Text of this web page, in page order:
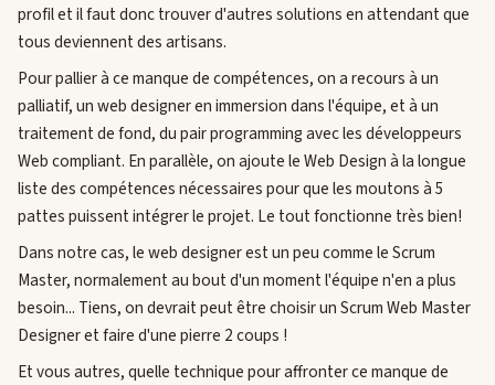
profil et il faut donc trouver d'autres solutions en attendant que
tous deviennent des artisans.
Pour pallier à ce manque de compétences, on a recours à un
palliatif, un web designer en immersion dans l'équipe, et à un
traitement de fond, du pair programming avec les développeurs
Web compliant. En parallèle, on ajoute le Web Design à la longue
liste des compétences nécessaires pour que les moutons à 5
pattes puissent intégrer le projet. Le tout fonctionne très bien!
Dans notre cas, le web designer est un peu comme le Scrum
Master, normalement au bout d'un moment l'équipe n'en a plus
besoin... Tiens, on devrait peut être choisir un Scrum Web Master
Designer et faire d'une pierre 2 coups !
Et vous autres, quelle technique pour affronter ce manque de